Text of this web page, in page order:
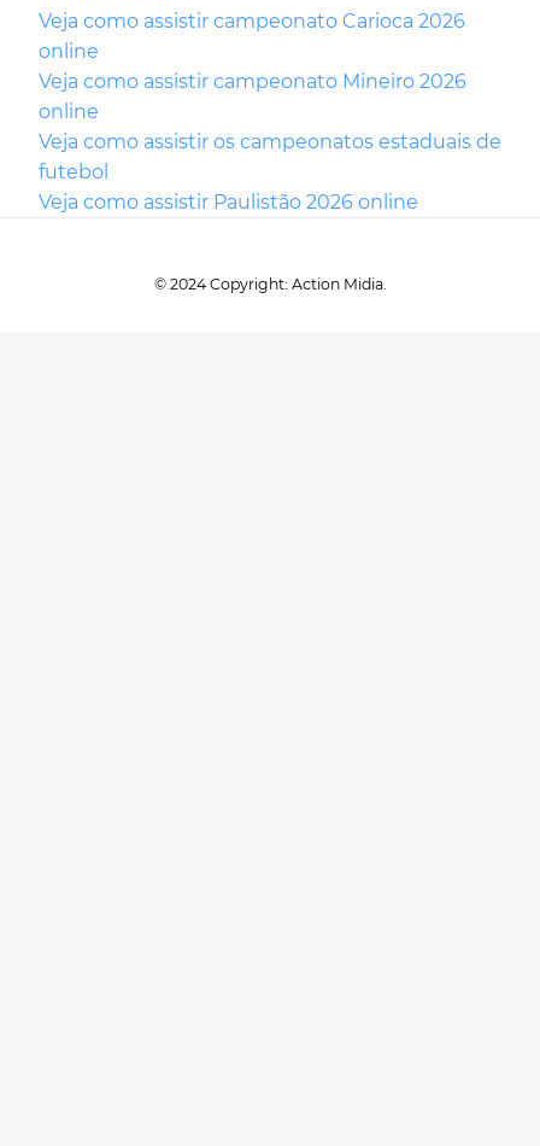
Veja como assistir campeonato Carioca 2026
online
Veja como assistir campeonato Mineiro 2026
online
Veja como assistir os campeonatos estaduais de
futebol
Veja como assistir Paulistão 2026 online
© 2024 Copyright: Action Midia.